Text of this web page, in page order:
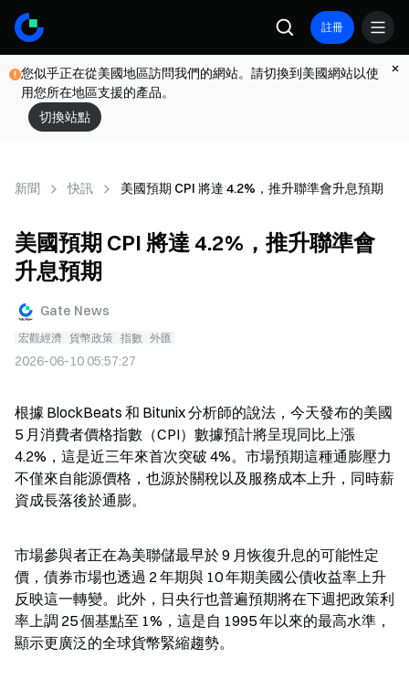
註冊
您似乎正在從美國地區訪問我們的網站。請切換到美國網站以使
用您所在地區支援的產品。
切換站點
新聞 快訊 美國預期 CPI 將達 4.2%，推升聯準會升息預期
美國預期 CPI 將達 4.2%，推升聯準會
升息預期
Gate News
宏觀經濟 貨幣政策 指數 外匯
2026-06-10 05:57:27
根據 BlockBeats 和 Bitunix 分析師的說法，今天發布的美國
5 月消費者價格指數（CPI）數據預計將呈現同比上漲
4.2%，這是近三年來首次突破 4%。市場預期這種通膨壓力
不僅來自能源價格，也源於關稅以及服務成本上升，同時薪
資成長落後於通膨。
市場參與者正在為美聯儲最早於 9 月恢復升息的可能性定
價，債券市場也透過 2 年期與 10 年期美國公債收益率上升
反映這一轉變。此外，日央行也普遍預期將在下週把政策利
率上調 25 個基點至 1%，這是自 1995 年以來的最高水準，
顯示更廣泛的全球貨幣緊縮趨勢。